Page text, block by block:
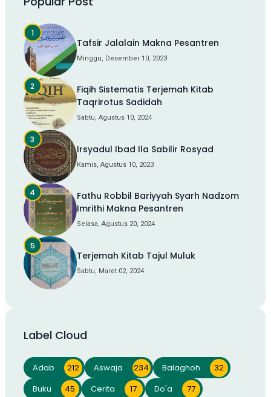
Tafsir Jalalain Makna Pesantren
Minggu, Desember 10, 2023
Fiqih Sistematis Terjemah Kitab
Taqrirotus Sadidah
Sabtu, Agustus 10, 2024
Irsyadul Ibad Ila Sabilir Rosyad
Kamis, Agustus 10, 2023
Fathu Robbil Bariyyah Syarh Nadzom
Imrithi Makna Pesantren
Selasa, Agustus 20, 2024
Terjemah Kitab Tajul Muluk
Sabtu, Maret 02, 2024
Label Cloud
Adab 212 Aswaja 234 Balaghoh
32
Buku
45 Cerita 17 Do'a
77